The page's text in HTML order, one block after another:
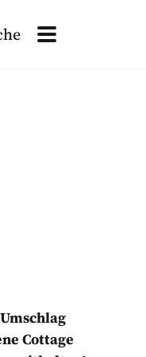
verantwortlich sind.
Cottage